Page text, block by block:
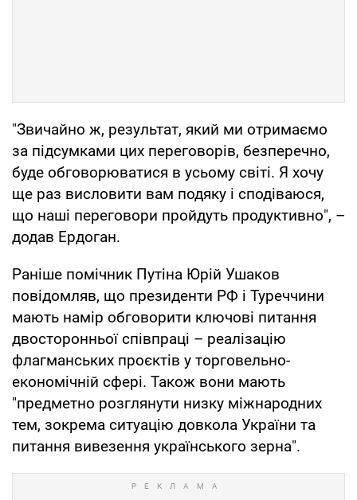
"Звичайно ж, результат, який ми отримаємо
за підсумками цих переговорів, безперечно,
буде обговорюватися в усьому світі. Я хочу
ще раз висловити вам подяку і сподіваюся,
що наші переговори пройдуть продуктивно", –
додав Ердоган.
Раніше помічник Путіна Юрій Ушаков
повідомляв, що президенти РФ і Туреччини
мають намір обговорити ключові питання
двосторонньої співпраці – реалізацію
флагманських проєктів у торговельно-
економічній сфері. Також вони мають
"предметно розглянути низку міжнародних
тем, зокрема ситуацію довкола України та
питання вивезення українського зерна".